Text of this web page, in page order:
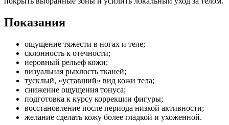
Показания
ощущение тяжести в ногах и теле;
склонность к отечности;
неровный рельеф кожи;
визуальная рыхлость тканей;
тусклый, «уставший» вид кожи тела;
снижение ощущения тонуса;
подготовка к курсу коррекции фигуры;
восстановление после периода низкой активности;
желание сделать кожу более гладкой и ухоженной.